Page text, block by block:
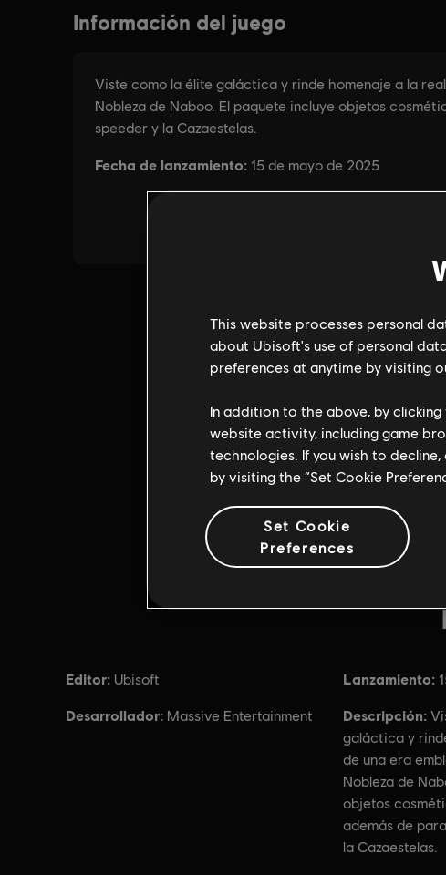
Editor: Ubisoft
Desarrollador: Massive Entertainment
Lanzamiento:
Descripción:
galáctica y
de una era
Nobleza de
objetos
además de
la Cazaestelas.
This website processes personal
about Ubisoft's use of personal
preferences at anytime by visiting
In addition to the above, by
website activity, including game
technologies. If you wish to
by visiting the “Set Cookie
Set Cookie
Preferences